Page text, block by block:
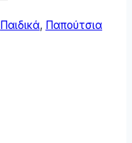
Παιδικά, Παπούτσια